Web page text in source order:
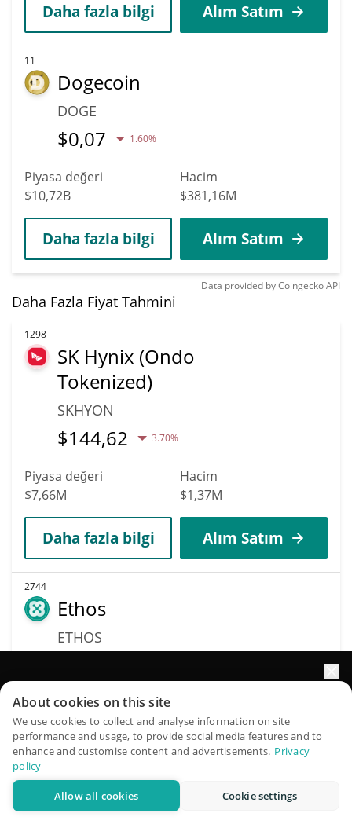
Daha fazla bilgi Alım Satım
11
Dogecoin
DOGE
$0,07 1.60%
Piyasa değeri
$10,72B
Hacim
$381,16M
Daha fazla bilgi Alım Satım
Data provided byCoingeckoAPI
Daha Fazla Fiyat Tahmini
1298
SK Hynix (Ondo
Tokenized)
SKHYON
$144,62 3.70%
Piyasa değeri
$7,66M
Hacim
$1,37M
Daha fazla bilgi Alım Satım
2744
Ethos
ETHOS
Piyasa değeri
$1,12M
$2
2791
QuantPilot, otonom ajanların stratejilerinizi oluşturduğu,
geriye dönük test ettiği ve optimize ettiği ve piyasa
araştırması yürüttüğü uçtan uca bir strateji platformudur
Ücretsiz deneyin
About cookies on this site
We use cookies to collect and analyse information on site
performance and usage, to provide social media features and to
enhance and customise content and advertisements. Privacy
policy
Allow all cookies Cookie settings